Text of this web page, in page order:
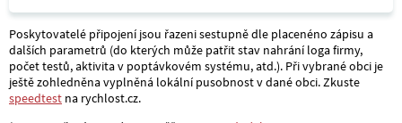
Poskytovatelé připojení jsou řazeni sestupně dle placenéno zápisu a
dalších parametrů (do kterých může patřit stav nahrání loga firmy,
počet testů, aktivita v poptávkovém systému, atd.). Při vybrané obci je
ještě zohledněna vyplněná lokální pusobnost v dané obci. Zkuste
speedtest na rychlost.cz.